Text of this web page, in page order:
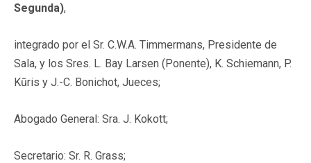
Segunda),
integrado por el Sr. C.W.A. Timmermans, Presidente de
Sala, y los Sres. L. Bay Larsen (Ponente), K. Schiemann, P.
Kūris y J.-C. Bonichot, Jueces;
Abogado General: Sra. J. Kokott;
Secretario: Sr. R. Grass;